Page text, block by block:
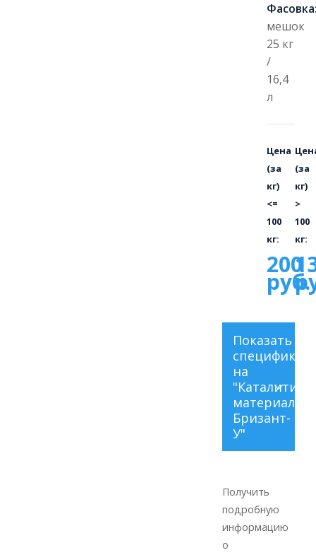
мешок
25 кг
/
16,4
л
Цена
(за
кг)
<=
100
кг:
200
руб.
(за
кг)
>
100
кг:
Показать
на
материал
Бризант-
У"
бурый;
состав -
Получить
подробную
информацию
о